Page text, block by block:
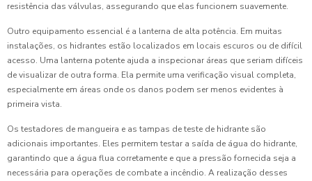
resistência das válvulas, assegurando que elas funcionem suavemente.
Outro equipamento essencial é a lanterna de alta potência. Em muitas
instalações, os hidrantes estão localizados em locais escuros ou de difícil
acesso. Uma lanterna potente ajuda a inspecionar áreas que seriam difíceis
de visualizar de outra forma. Ela permite uma verificação visual completa,
especialmente em áreas onde os danos podem ser menos evidentes à
primeira vista.
Os testadores de mangueira e as tampas de teste de hidrante são
adicionais importantes. Eles permitem testar a saída de água do hidrante,
garantindo que a água flua corretamente e que a pressão fornecida seja a
necessária para operações de combate a incêndio. A realização desses